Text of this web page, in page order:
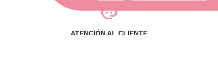
ATENCIÓN AL CLIENTE